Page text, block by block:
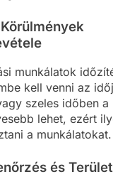
munkálatok
kell venni az
szeles időben a
lehet, ezért
a munkálatokat.
és